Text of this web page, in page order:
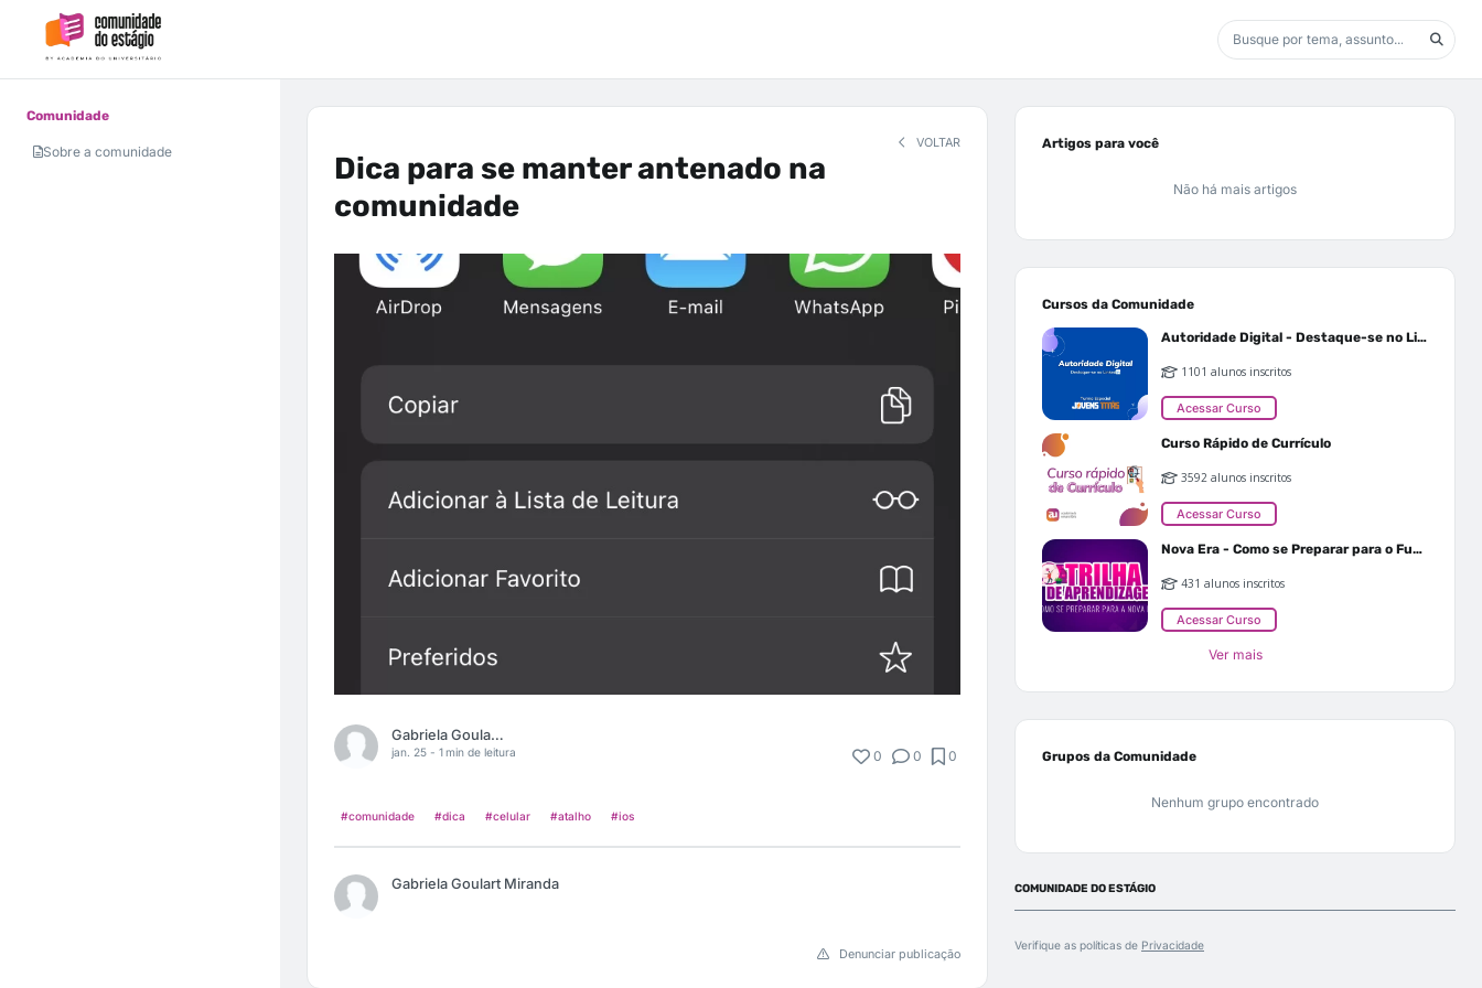
Comunidade
Sobre a comunidade
VOLTAR
Dica para se manter antenado na
comunidade
Gabriela Goulart Miranda
jan. 25 - 1 min de leitura 0 0 0
#comunidade #dica #celular #atalho #ios
Gabriela Goulart Miranda
Denunciar publicação
Artigos para você
Não há mais artigos
Cursos da Comunidade
Autoridade Digital - Destaque-se no Linkedin
1101 alunos inscritos
Acessar Curso
Curso Rápido de Currículo
3592 alunos inscritos
Acessar Curso
Nova Era - Como se Preparar para o Futuro
431 alunos inscritos
Acessar Curso
Ver mais
Grupos da Comunidade
Nenhum grupo encontrado
COMUNIDADE DO ESTÁGIO
Verifique as políticas de Privacidade